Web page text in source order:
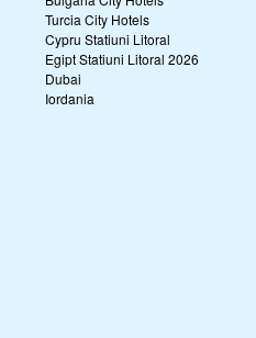
Turcia City Hotels
Cypru Statiuni Litoral
Egipt Statiuni Litoral 2026
Dubai
Iordania